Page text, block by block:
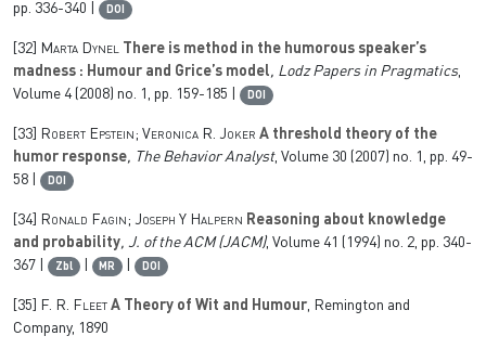
pp. 336-340 |
DOI
[32] Marta Dynel There is method in the humorous speaker’s
madness : Humour and Grice’s model, Lodz Papers in Pragmatics,
Volume 4(2008) no. 1, pp. 159-185 | DOI
[33] Robert Epstein; Veronica R. Joker A threshold theory of the
humor response, The Behavior Analyst, Volume 30 (2007) no. 1, pp. 49-
58 |
DOI
[34] Ronald Fagin; Joseph Y Halpern Reasoning about knowledge
and probability, J. of the ACM (JACM), Volume 41 (1994) no. 2, pp. 340-
367 |
Zbl | MR | DOI
[35] F. R. Fleet A Theory of Wit and Humour, Remington and
Company, 1890